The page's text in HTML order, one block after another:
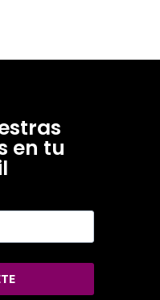
en tu